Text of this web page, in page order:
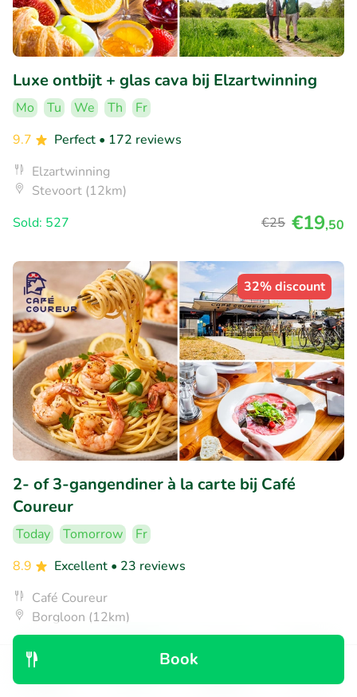
Book
Luxe ontbijt + glas cava bij Elzartwinning
Mo Tu We Th
Fr
9.7
Perfect • 172 reviews
Elzartwinning
Stevoort (12km)
Sold: 527
€25 €19,50
32% discount
2- of 3-gangendiner à la carte bij Café
Coureur
Today Tomorrow
Fr
8.9
Excellent • 23 reviews
Café Coureur
Borgloon (12km)
Sold: 69